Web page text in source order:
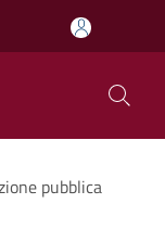
pubblica